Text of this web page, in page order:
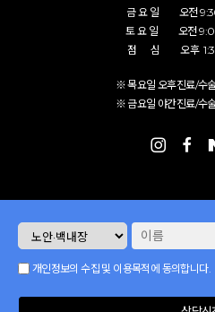
금 요 일 오전
토 요 일 오전
점 심 오후 1:30
※ 목요일 오후진료/수
※ 금요일 야간진료/수
개인정보의 수집 및 이용목적에 동의합니다.